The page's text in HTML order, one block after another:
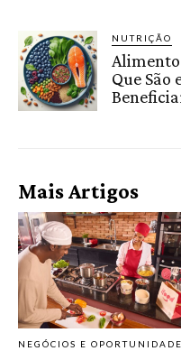
NUTRIÇÃO
Que São
Mais Artigos
NEGÓCIOS E